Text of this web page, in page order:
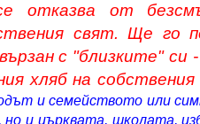
отказва от
свят. Ще го
с "близките" си
хляб на
и семейството или
и църквата, школата,